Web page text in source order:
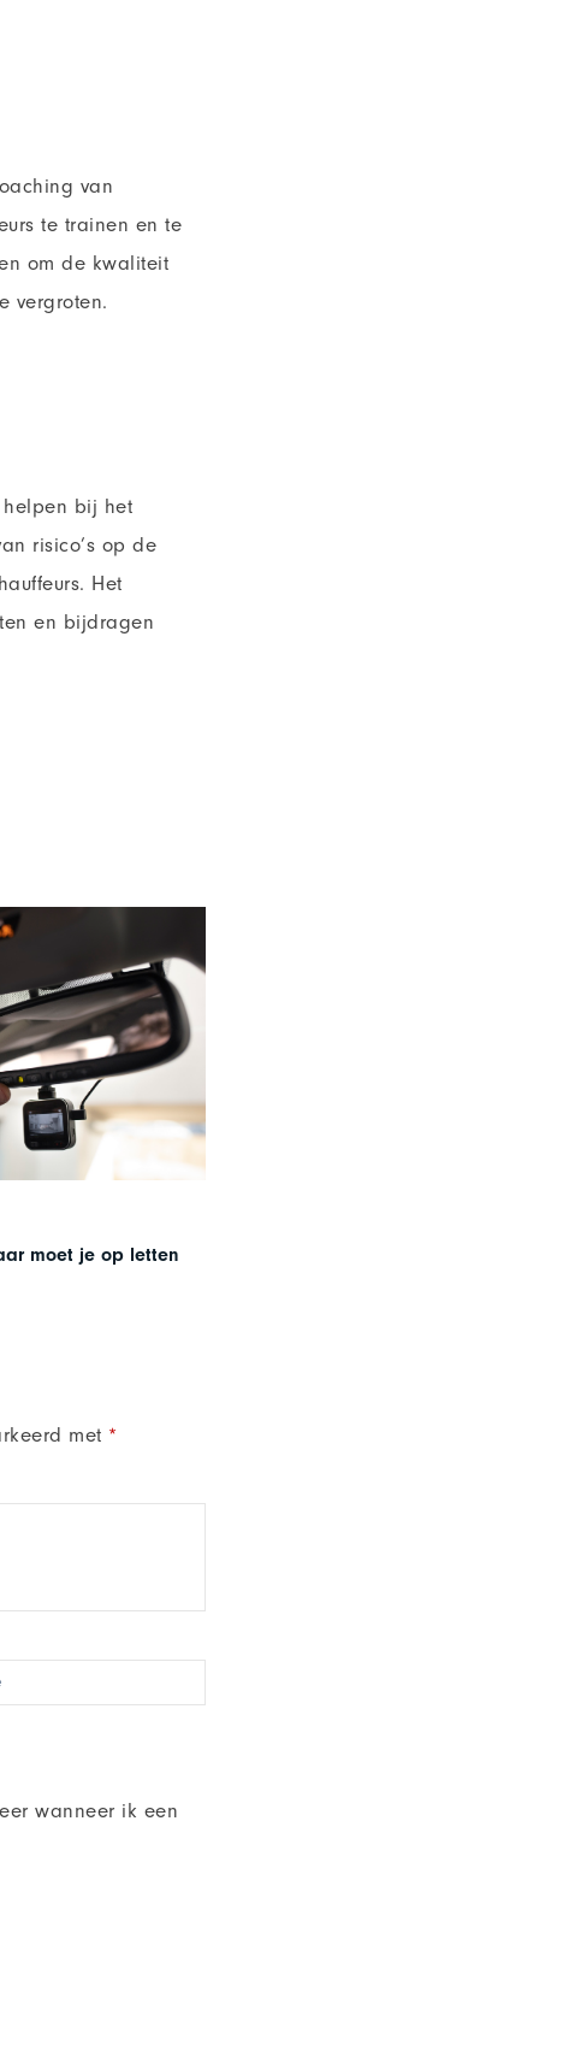
van
te trainen en te
om de kwaliteit
vergroten.
helpen bij het
risico’s op de
Het
en bijdragen
moet je op letten
met *
wanneer ik een